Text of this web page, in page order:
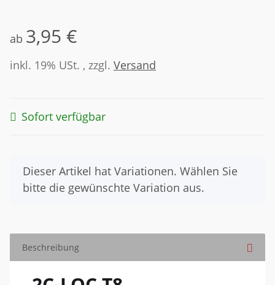
ab 3,95 €
inkl. 19% USt. , zzgl. Versand
Sofort verfügbar
x
Dieser Artikel hat Variationen. Wählen Sie
bitte die gewünschte Variation aus.
Beschreibung